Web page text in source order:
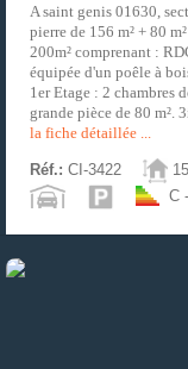
A saint genis 01630,
pierre de 156 m² + 80
200m² comprenant :
équipée d'un poêle à
1er Etage : 2 chambres
grande pièce de 80 m².
la fiche détaillée ...
Réf.: CI-3422
C